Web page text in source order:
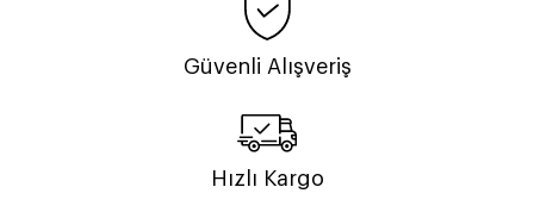
Güvenli Alışveriş
Hızlı Kargo